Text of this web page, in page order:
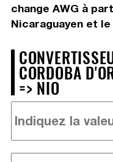
change AWG à
Nicaraguayen et le
CORDOBA
=> NIO